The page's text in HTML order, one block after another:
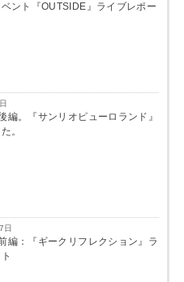
ント『OUTSIDE』ライブレポー
編。『サンリオピューロランド』
。
日
編：『ギークリフレクション』ラ